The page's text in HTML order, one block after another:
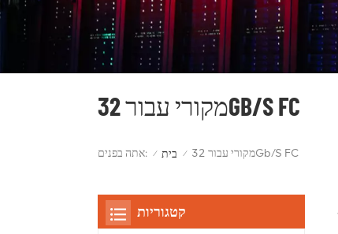
מקורי עבור 32GB/S FC
אתה בפנים: / בית / מקורי עבור 32Gb/s FC
קטגוריות